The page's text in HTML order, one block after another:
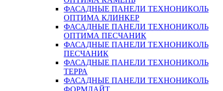
ФАСАДНЫЕ ПАНЕЛИ ТЕХНОНИКОЛЬ
ОПТИМА КЛИНКЕР
ФАСАДНЫЕ ПАНЕЛИ ТЕХНОНИКОЛЬ
ОПТИМА ПЕСЧАНИК
ФАСАДНЫЕ ПАНЕЛИ ТЕХНОНИКОЛЬ
ПЕСЧАНИК
ФАСАДНЫЕ ПАНЕЛИ ТЕХНОНИКОЛЬ
ТЕРРА
ФАСАДНЫЕ ПАНЕЛИ ТЕХНОНИКОЛЬ
ФОРМЛАЙТ